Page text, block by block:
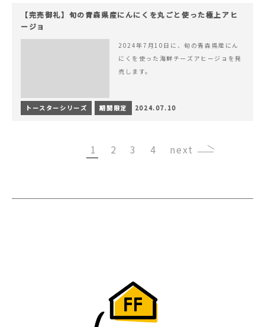
【完売御礼】旬の青森県産にんにくを丸ごと使った極上アヒ
ージョ
2024年7月10日に、旬の青森県産にん
にくを使った海鮮チーズアヒージョを発
売します。
トースターシリーズ 期間限定 2024.07.10
1 2 3 4 ›